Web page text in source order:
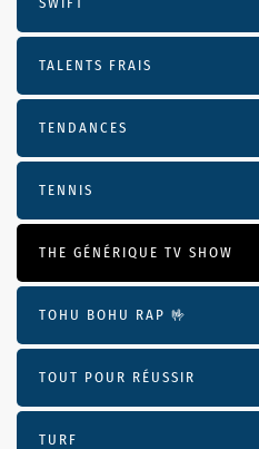
TALENTS FRAIS
TENDANCES
TENNIS
THE GÉNÉRIQUE TV SHOW
TOHU BOHU RAP 🤟
TOUT POUR RÉUSSIR
TURF